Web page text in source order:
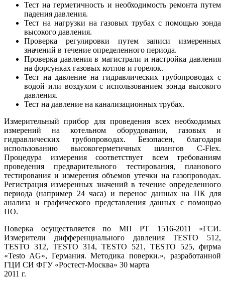
Тест на герметичность и необходимость ремонта путем
падения давления.
Тест на нагрузки на газовых трубах с помощью зонда
высокого давления.
Проверка регулировки путем записи измеренных
значений в течение определенного периода.
Проверка давления в магистрали и настройка давления
на форсунках газовых котлов и горелок.
Тест на давление на гидравлических трубопроводах с
водой или воздухом с использованием зонда высокого
давления.
Тест на давление на канализационных трубах.
Измерительный прибор для проведения всех необходимых
измерений на котельном оборудовании, газовых и
гидравлических трубопроводах. Безопасен, благодаря
использованию высокогерметичных шлангов C-Flex.
Процедура измерения соответствует всем требованиям
проведения предварительного тестирования, планового
тестирования и измерения объемов утечки на газопроводах.
Регистрация измеренных значений в течение определенного
периода (например 24 часа) и перенос данных на ПК для
анализа и графического представления данных с помощью
ПО.
Поверка осуществляется по МП РТ 1516-2011 «ГСИ.
Измерители дифференциального давления TESTO 512,
TESTO 312, TESTO 314, TESTO 521, TESTO 525, фирма
«Testo AG», Германия. Методика поверки.», разработанной
ГЦИ СИ ФГУ «Ростест-Москва» 30 марта
2011 г.